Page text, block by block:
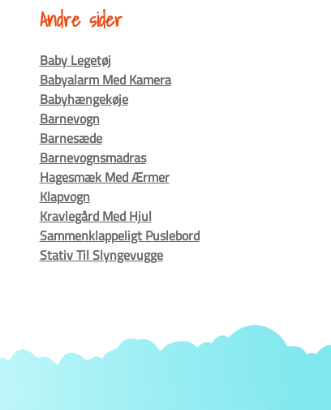
Andre sider
Baby Legetøj
Babyalarm Med Kamera
Babyhængekøje
Barnevogn
Barnesæde
Barnevognsmadras
Hagesmæk Med Ærmer
Klapvogn
Kravlegård Med Hjul
Sammenklappeligt Puslebord
Stativ Til Slyngevugge